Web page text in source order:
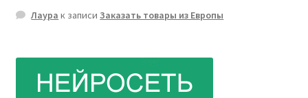
Лаура к записиЗаказать товары из Европы